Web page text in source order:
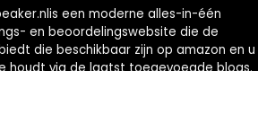
een moderne alles-in-één
en beoordelingswebsite die de
die beschikbaar zijn op amazon en u
houdt via de laatst toegevoegde blogs.